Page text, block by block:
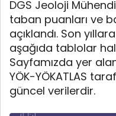
DGS Jeoloji
taban puanları ve
açıklandı. Son
aşağıda tablolar
Sayfamızda yer
YÖK-YÖKATLAS
güncel verilerdir.